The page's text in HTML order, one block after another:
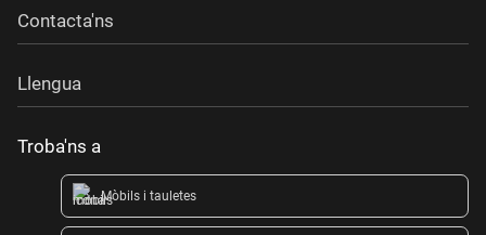
Contacta'ns
Llengua
Troba'ns a
Mòbils i tauletes